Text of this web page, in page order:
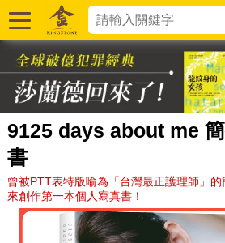
9125 days about me
書
曾被PTT表特版喻為「台灣最正護理師」
來創作第一本個人寫真書！